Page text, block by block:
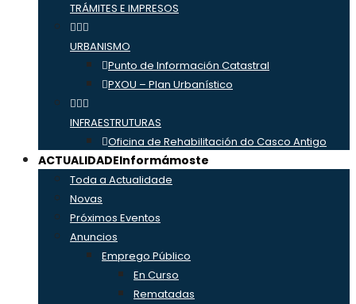
TRÁMITES E IMPRESOS
URBANISMO
Punto de Información Catastral
PXOU – Plan Urbanístico
INFRAESTRUTURAS
Oficina de Rehabilitación do Casco Antigo
ACTUALIDADEInformámoste
Toda a Actualidade
Novas
Próximos Eventos
Anuncios
Emprego Público
En Curso
Rematadas